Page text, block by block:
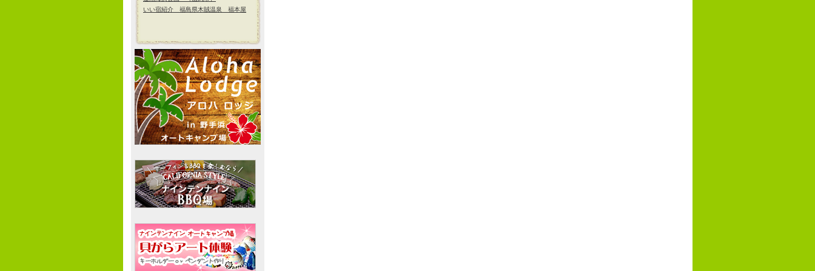
いい宿紹介 福島県木賊温泉 福本屋